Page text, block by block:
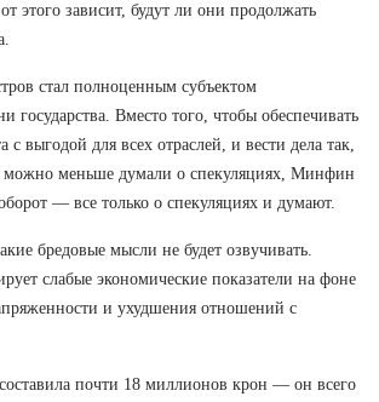
этого зависит, будут ли они продолжать
стал полноценным субъектом
государства. Вместо того, чтобы обеспечивать
выгодой для всех отраслей, и вести дела так,
можно меньше думали о спекуляциях, Минфин
— все только о спекуляциях и думают.
бредовые мысли не будет озвучивать.
слабые экономические показатели на фоне
и ухудшения отношений с
почти 18 миллионов крон — он всего